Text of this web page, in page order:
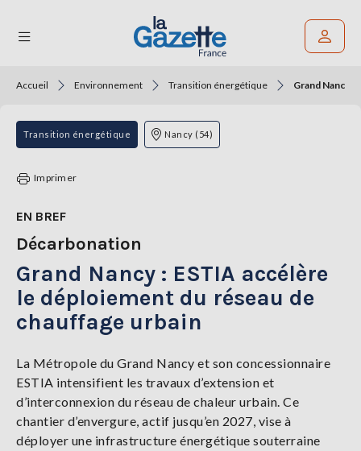
THÉMATIQUES
RÉGIONS
TENDANCES
SERVICES
LA
GAZETTE
Se
connecter
S'abonner
Accueil Environnement Transition énergétique Grand Nancy :
Transition énergétique Nancy (54)
Imprimer
EN BREF
Décarbonation
Grand Nancy : ESTIA accélère
le déploiement du réseau de
chauffage urbain
La Métropole du Grand Nancy et son concessionnaire
ESTIA intensifient les travaux d’extension et
d’interconnexion du réseau de chaleur urbain. Ce
chantier d’envergure, actif jusqu’en 2027, vise à
déployer une infrastructure énergétique souterraine